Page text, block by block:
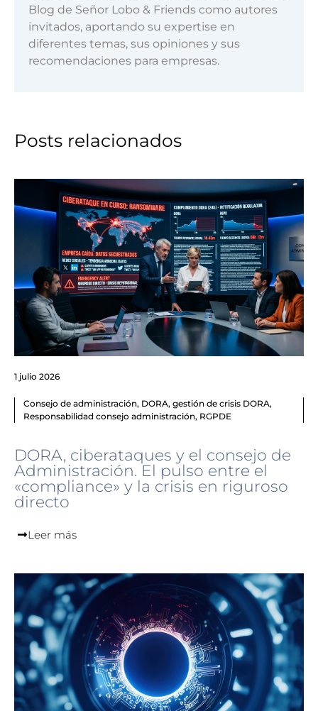
Blog de Señor Lobo & Friends como autores
invitados, aportando su expertise en
diferentes temas, sus opiniones y sus
recomendaciones para empresas.
Posts relacionados
1 julio 2026
Consejo de administración, DORA, gestión de crisis DORA,
Responsabilidad consejo administración, RGPDE
DORA, ciberataques y el consejo de
Administración. El pulso entre el
«compliance» y la crisis en riguroso
directo
Leer más